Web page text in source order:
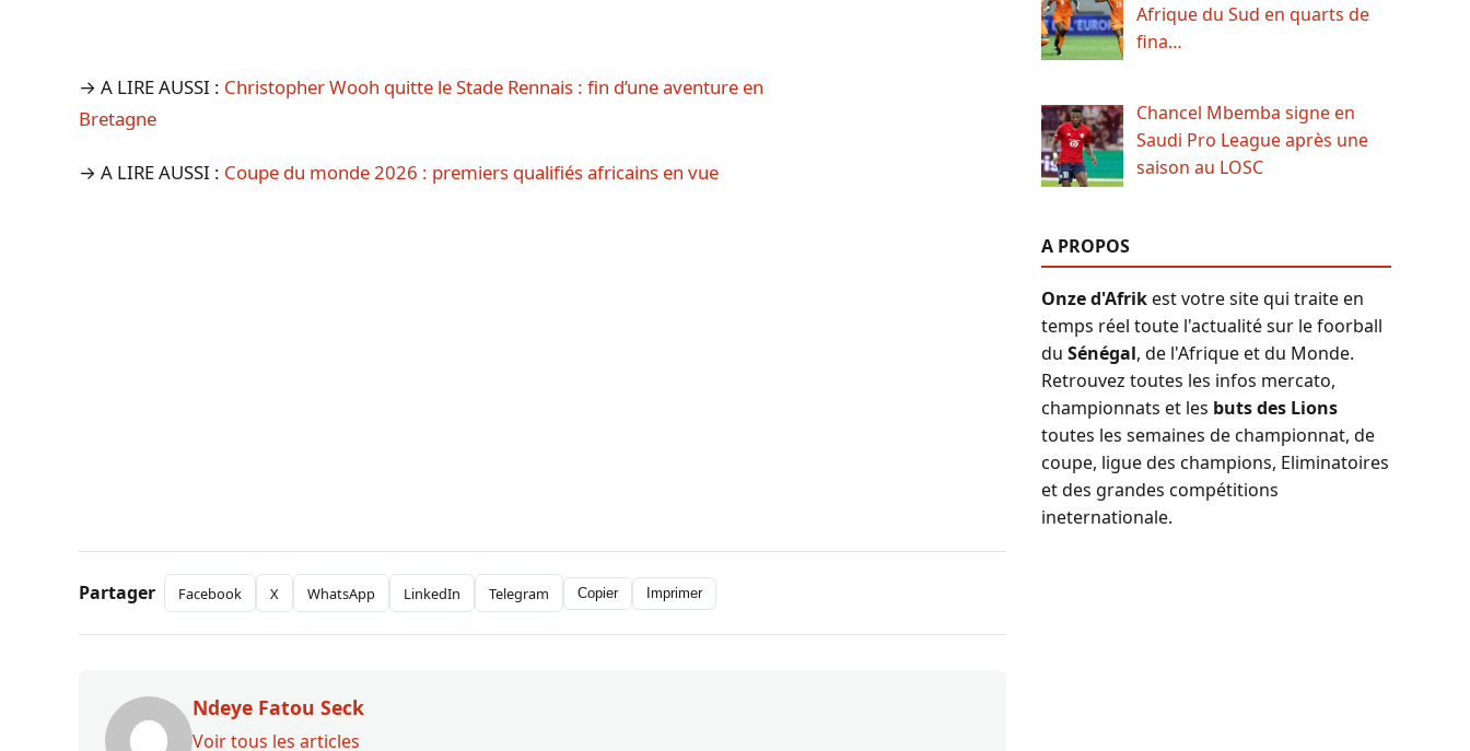
→ A LIRE AUSSI : Christopher Wooh quitte le Stade Rennais : fin d’une aventure en
Bretagne
→ A LIRE AUSSI : Coupe du monde 2026 : premiers qualifiés africains en vue
Partager Facebook X WhatsApp LinkedIn Telegram Copier Imprimer
Ndeye Fatou Seck
Voir tous les articles
Afrique du Sud en quarts de
fina…
Chancel Mbemba signe en
Saudi Pro League après une
saison au LOSC
A PROPOS
Onze d'Afrikest votre site qui traite en
temps réel toute l'actualité sur le foorball
du Sénégal, de l'Afrique et du Monde.
Retrouvez toutes les infos mercato,
championnats et les buts des Lions
toutes les semaines de championnat, de
coupe, ligue des champions, Eliminatoires
et des grandes compétitions
ineternationale.